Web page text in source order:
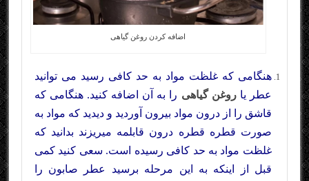
اضافه کردن روغن گیاهی
هنگامی که غلظت مواد به حد کافی رسید می توانید
عطر یا روغن گیاهی را به آن اضافه کنید. هنگامی که
قاشق را از درون مواد بیرون آوردید و دیدید که مواد به
صورت قطره قطره درون قابلمه میریزند بدانید که
غلظت مواد به حد کافی رسیده است. سعی کنید کمی
قبل از اینکه به این مرحله برسید عطر صابون را